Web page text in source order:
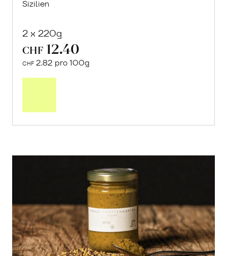
Sizilien
2 x 220g
CHF 12.40
CHF 2.82 pro 100g